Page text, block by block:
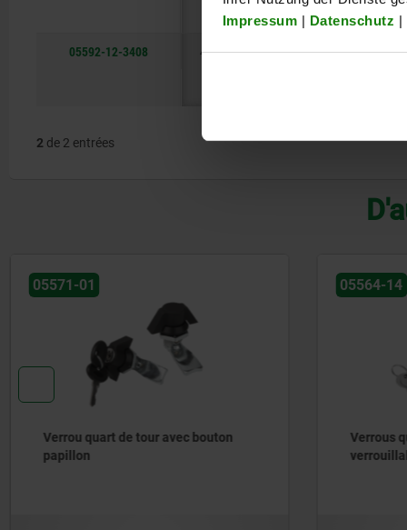
Impressum | Datenschutz |
05592-12-3408 43,9 20 8
2 de 2 entrées
05571-01
Verrou quart de tour avec bouton
papillon
05564-14
Verrous